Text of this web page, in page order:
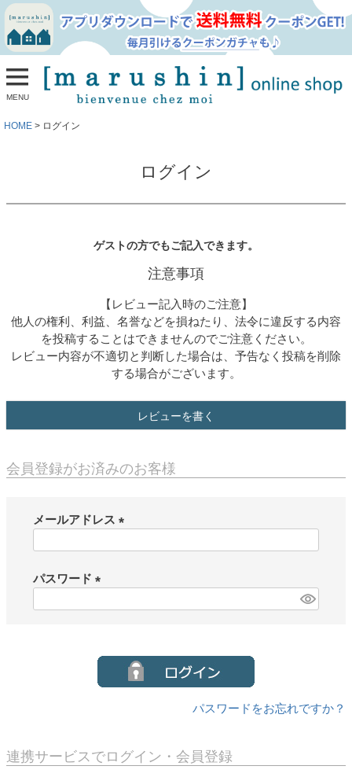
MENU
HOME ログイン
ログイン
ゲストの方でもご記入できます。
注意事項
【レビュー記入時のご注意】
他人の権利、利益、名誉などを損ねたり、法令に違反する内容
を投稿することはできませんのでご注意ください。
レビュー内容が不適切と判断した場合は、予告なく投稿を削除
する場合がございます。
レビューを書く
会員登録がお済みのお客様
メールアドレス
パスワード
パスワードをお忘れですか？
連携サービスでログイン・会員登録